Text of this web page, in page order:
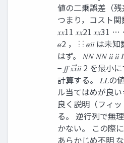
値の二乗誤差（残
つまり，コスト関
𝑥𝑥11 𝑥𝑥21 𝑥𝑥31
𝜖𝜖2 ， ⋮ ⋮ 𝜖𝜖𝑖𝑖 は
はず。 𝑁𝑁 𝑁𝑁 𝑖𝑖 𝑖𝑖
− 𝑓𝑓 𝑥𝑥⃗𝑖𝑖 2 を最
計算する。 𝐿𝐿の
ル当てはめが良
良く説明（フィ
る。 逆行列で無
かない。 この際
あらかじめ不明